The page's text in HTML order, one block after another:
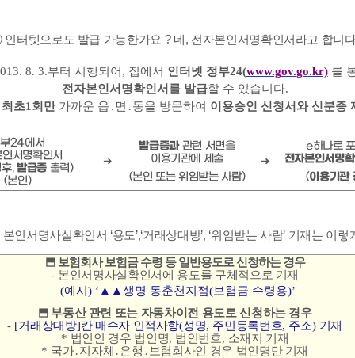
인터텟으로도 발급 가능한가요 ? 네 , 전자본인서명확인서라고 합니
8. 3.부터 시행되어 , 집에서 인터넷 정부24(www.gov.go.kr) 를
전자본인서명확인서를 발급할 수 있습니다.
최초1 회만 가까운 읍 ․면 ․동을 방문하여 이용승인 신청서와 신분증
24에서
서명확인서
, 발급증 출력)
(본인)
➜
발급증과 관련 서면을
이용기관에 제출
(본인 또는 위임받는 사람)
➜
e하나로
전자본인서명
(이용기관
본인서명사실확인서 ‘용도’,‘거래상대방’, ‘위임받는 사람’ 기재는 이렇
⬒ 보험회사 보험금 수령 등일반용도로 신청하는 경우
- 본인서명사실확인서에 용도를 구체적으로 기재
(예시 ) ‘ ▲▲생명 동춘천지점(보험금 수령용)’
⬒ 부동산 관련 또는 자동차이전 용도 로 신청하는 경우
- [거래상대방]칸 매수자 인적사항(성명, 주민등록번호, 주소) 기재
* 법인인 경우 법인명, 법인번호, 소재지 기재
* 국가․지자체 ․은행 ․ 보험회사인 경우 법인명만 기재